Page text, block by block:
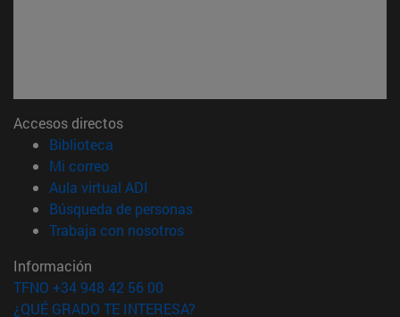
Accesos directos
Biblioteca
Mi correo(abre en nueva ventana)
Aula virtual ADI
Búsqueda de personas(abre en nueva ventana)
Trabaja con nosotros(abre en nueva ventana)
Información
TFNO +34 948 42 56 00
¿QUÉ GRADO TE INTERESA?